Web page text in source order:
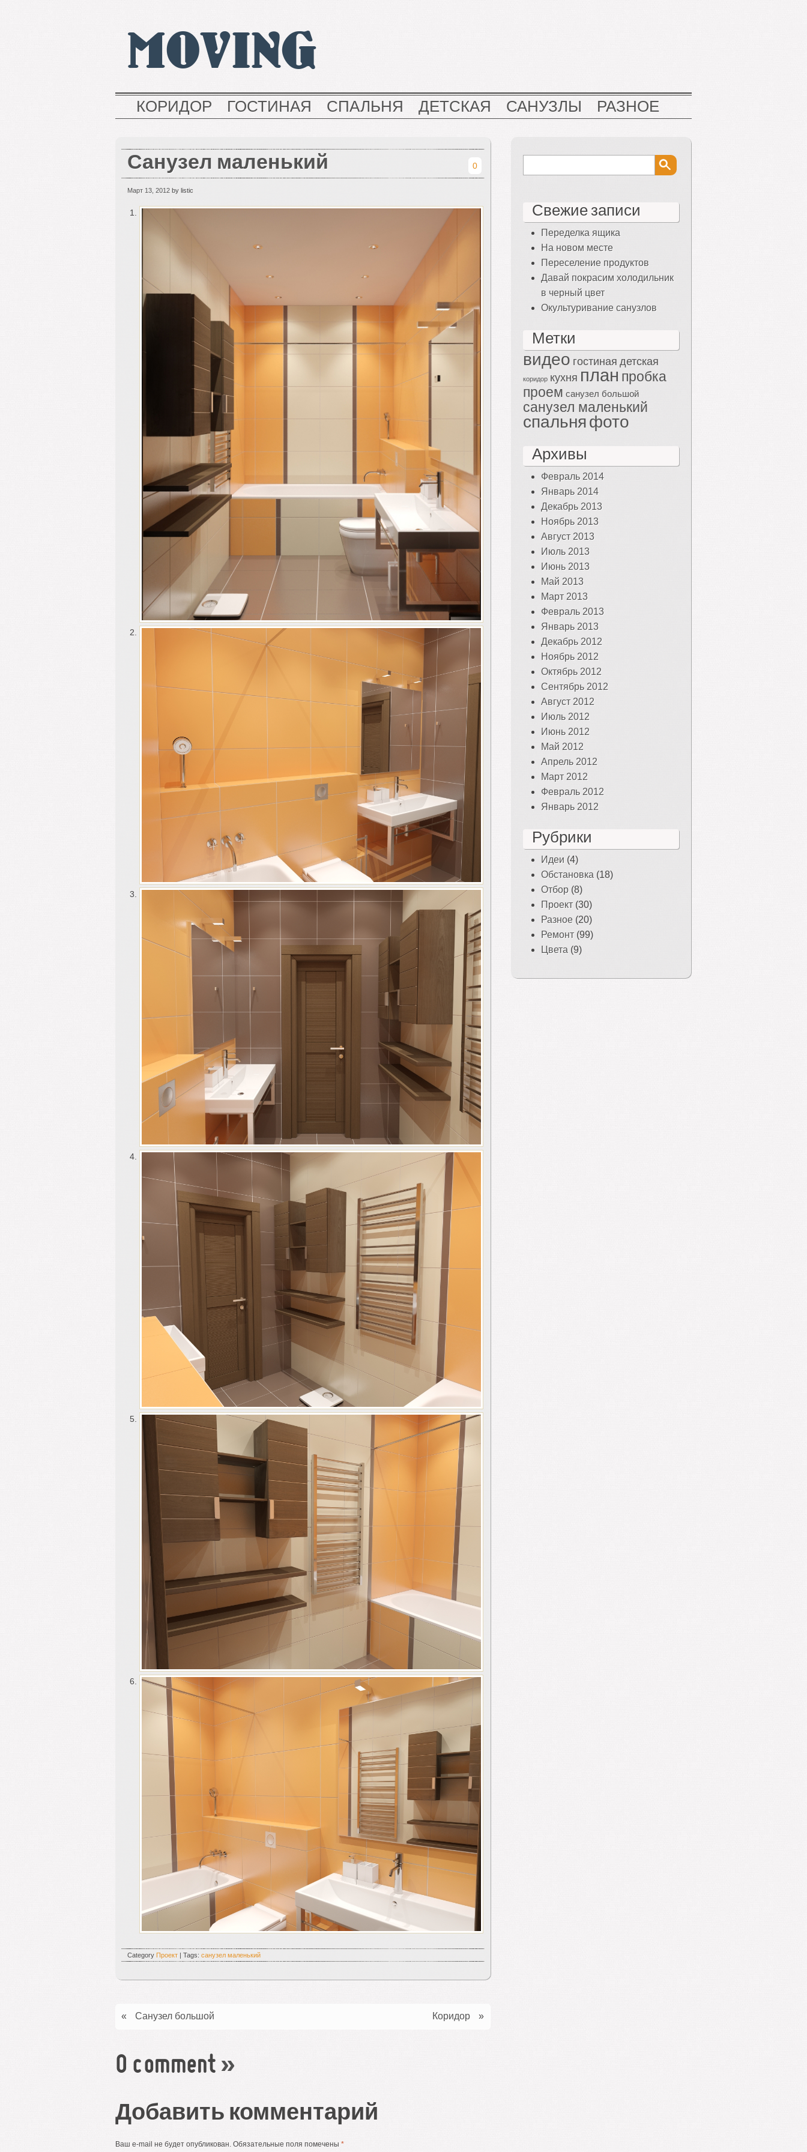
MOVING
КОРИДОР ГОСТИНАЯ СПАЛЬНЯ ДЕТСКАЯ САНУЗЛЫ РАЗНОЕ
Санузел маленький 0
Март 13, 2012 by listic
Category Проект | Tags: санузел маленький
Коридор »
« Санузел большой
0 comment »
Добавить комментарий
Ваш e-mail не будет опубликован. Обязательные поля помечены *
Свежие записи
Переделка ящика
На новом месте
Переселение продуктов
Давай покрасим холодильник
в черный цвет
Окультуривание санузлов
Метки
видео гостиная детская
коридор кухня план пробка
проем санузел большой
санузел маленький
спальняфото
Архивы
Февраль 2014
Январь 2014
Декабрь 2013
Ноябрь 2013
Август 2013
Июль 2013
Июнь 2013
Май 2013
Март 2013
Февраль 2013
Январь 2013
Декабрь 2012
Ноябрь 2012
Октябрь 2012
Сентябрь 2012
Август 2012
Июль 2012
Июнь 2012
Май 2012
Апрель 2012
Март 2012
Февраль 2012
Январь 2012
Рубрики
Идеи (4)
Обстановка (18)
Отбор (8)
Проект(30)
Разное (20)
Ремонт(99)
Цвета (9)